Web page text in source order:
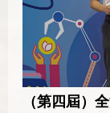
（第四屆）